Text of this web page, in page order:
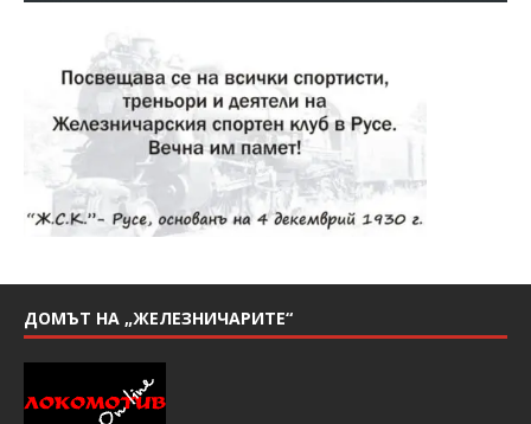
ДОМЪТ НА „ЖЕЛЕЗНИЧАРИТЕ“